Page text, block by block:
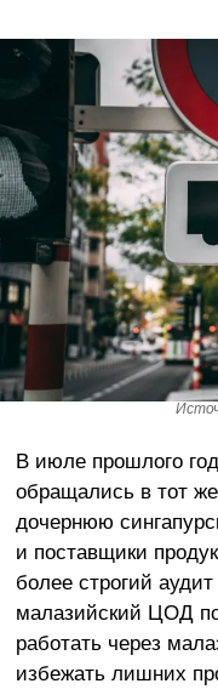
В июле прошлого
обращались в тот
дочернюю
и поставщики
более строгий
малазийский ЦОД
работать через
избежать лишних